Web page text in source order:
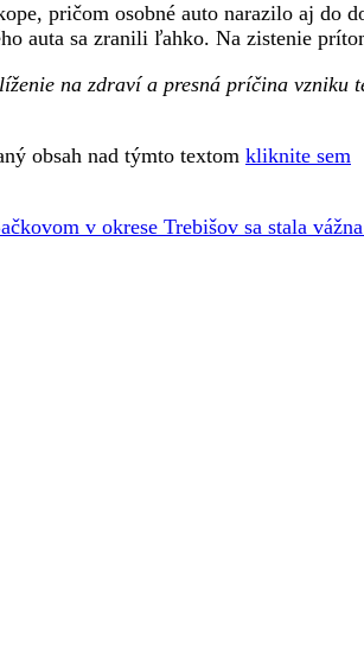
pričom osobné auto narazilo aj do
auta sa zranili ľahko. Na zistenie
na zdraví a presná príčina
obsah nad týmto textom kliknite sem
v okrese Trebišov sa stala